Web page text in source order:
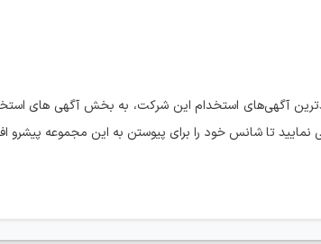
آگهی‌های استخدام این شرکت، به بخش آگهی های
تا شانس خود را برای پیوستن به این مجموعه پیشرو